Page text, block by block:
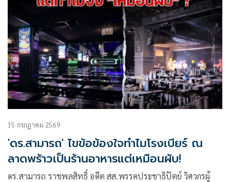
15 กรกฎาคม 2569
'ดร.สามารถ' ไขข้อข้องใจทำไมโรงเบียร์ ณ
ลาดพร้าวเป็นร้านอาหารแต่เหมือนผับ!
ดร.สามารถ ราชพลสิทธิ์ อดีต สส.พรรคประชาธิปัตย์ วิศวกรผู้